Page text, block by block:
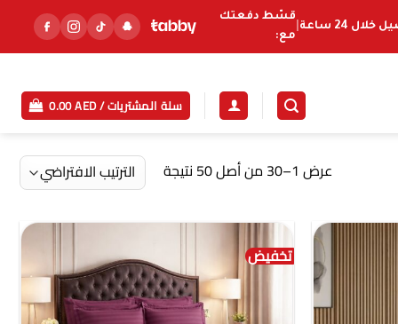
خلال 24 ساعة
قسّط دفعتك
مع:
سلة المشتريات / 0.00AED
عرض 1–30 من أصل 50 نتيجة
تخفيض